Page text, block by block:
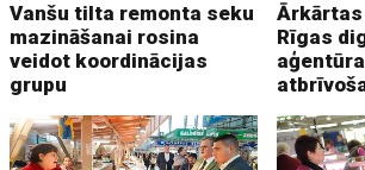
Vanšu tilta remonta seku
mazināšanai rosina
veidot koordinācijas
grupu
Ārkārtas
Rīgas